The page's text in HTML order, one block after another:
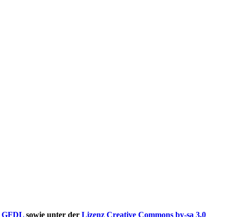
GFDL sowie unter der Lizenz Creative Commons by-sa 3.0